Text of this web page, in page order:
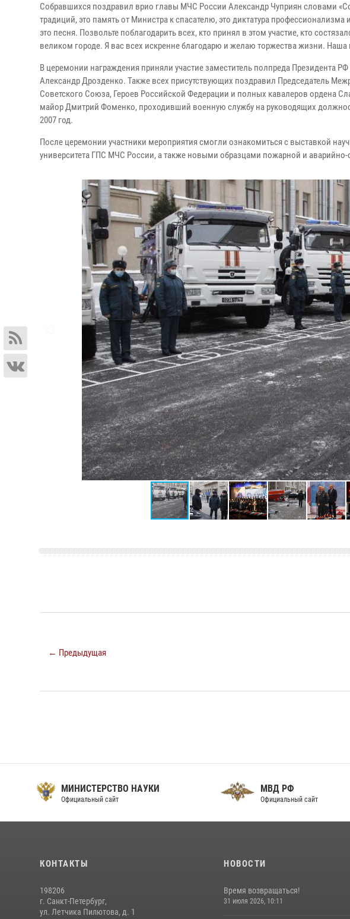
Собравшихся поздравил врио главы МЧС России Александр Чуприян словами
традиций, это память от Министра к спасателю, это диктатура
это песня. Позвольте поблагодарить всех, кто принял в этом участие, кто
великом городе. Я вас всех искренне благодарю и желаю торжества жизни.
В церемонии награждения приняли участие заместитель полпреда Президента
Александр Дрозденко. Также всех присутствующих поздравил Председатель
Советского Союза, Героев Российской Федерации и полных кавалеров ордена
майор Дмитрий Фоменко, проходивший военную службу на руководящих
2007 год.
После церемонии участники мероприятия смогли ознакомиться с выставкой
университета ГПС МЧС России, а также новыми образцами пожарной и аварийно-
← Предыдущая
МИНИСТЕРСТВО НАУКИ
Официальный сайт
МВД РФ
Официальный сайт
КОНТАКТЫ
198206
г. Санкт-Петербург,
ул. Летчика Пилютова, д. 1
НОВОСТИ
Время возвращаться!
31 июля 2026, 10:11